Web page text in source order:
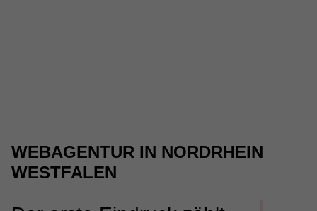
WEBAGENTUR IN NORDRHEIN
WESTFALEN